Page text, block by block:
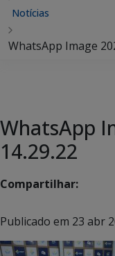
Notícias
WhatsApp Image
WhatsApp
14.29.22
Compartilhar:
Publicado em 23 abr